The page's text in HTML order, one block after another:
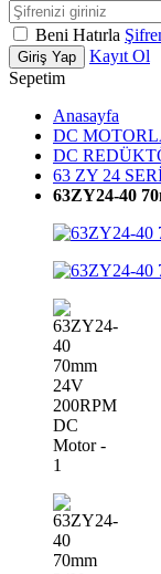
Beni Hatırla
Giriş Yap
Kayıt Ol
Sepetim
Anasayfa
DC
DC
63 ZY 24
63ZY24-40